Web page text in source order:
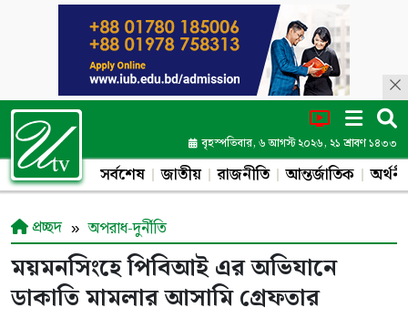
বৃহস্পতিবার, ৬ আগস্ট ২০২৬, ২১ শ্রাবণ ১৪৩৩
সর্বশেষ জাতীয় রাজনীতি আন্তর্জাতিক
প্রচ্ছদ অপরাধ-দুর্নীতি
ময়মনসিংহে পিবিআই এর অভিযানে
ডাকাতি মামলার আসামি গ্রেফতার